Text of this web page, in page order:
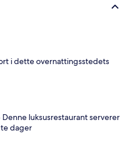
i dette overnattingsstedets
luksusrestaurant serverer
dager